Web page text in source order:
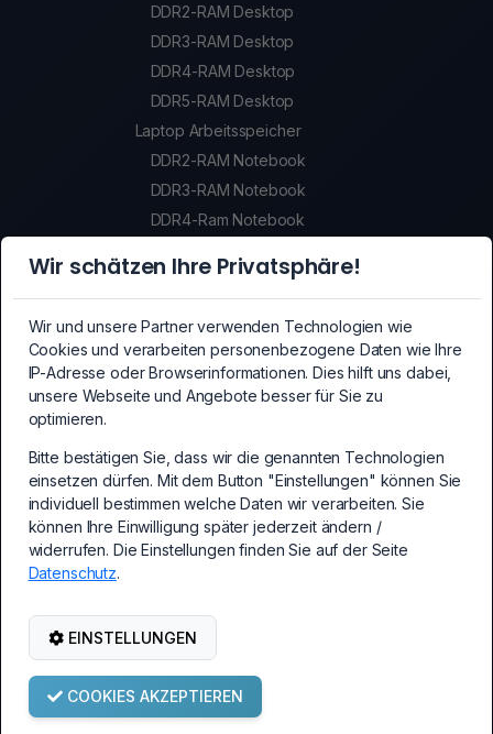
DDR2-RAM Desktop
DDR3-RAM Desktop
DDR4-RAM Desktop
DDR5-RAM Desktop
Laptop Arbeitsspeicher
DDR2-RAM Notebook
DDR3-RAM Notebook
DDR4-Ram Notebook
SSDs
Crypto-Mining Equipment
Crypto-Mining Equipment
Mainboards
PCI-Express Erweiterungskarten
PC Erweiterungskarten
Kabel und Adapter
Kabel und Adapter
Netzwerk-/WLAN Zubehör
Netzwerk-/WLAN Zubehör
© Copyright Brainsap GmbH 2002-2026. Alle Rechte vorbehalten.
Wir schätzen Ihre Privatsphäre!
Wir und unsere Partner verwenden Technologien wie
Cookies und verarbeiten personenbezogene Daten wie Ihre
IP-Adresse oder Browserinformationen. Dies hilft uns dabei,
unsere Webseite und Angebote besser für Sie zu
optimieren.
Bitte bestätigen Sie, dass wir die genannten Technologien
einsetzen dürfen. Mit dem Button "Einstellungen" können Sie
individuell bestimmen welche Daten wir verarbeiten. Sie
können Ihre Einwilligung später jederzeit ändern /
widerrufen. Die Einstellungen finden Sie auf der Seite
Datenschutz.
EINSTELLUNGEN
COOKIES AKZEPTIEREN